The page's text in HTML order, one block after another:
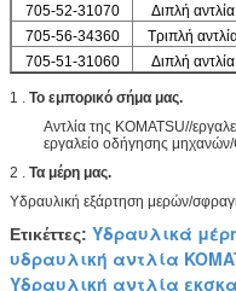
705-52-31070
Διπλή αντλία
705-56-34360
Τριπλή
705-51-31060
Διπλή αντλία
1 . Το εμπορικό σήμα μας.
Αντλία της KOMATSU//
εργαλείο οδήγησης
2 . Τα μέρη μας.
Υδραυλική εξάρτηση μερών/
Ετικέττες: Υδραυλικά
υδραυλική αντλία
Υδραυλική αντλία